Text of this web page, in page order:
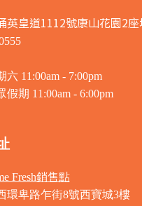
英皇道1112號康山花園2
11:00am - 7:00pm
期 11:00am - 6:00pm
Fresh銷售點
環卑路乍街8號西寶城3樓